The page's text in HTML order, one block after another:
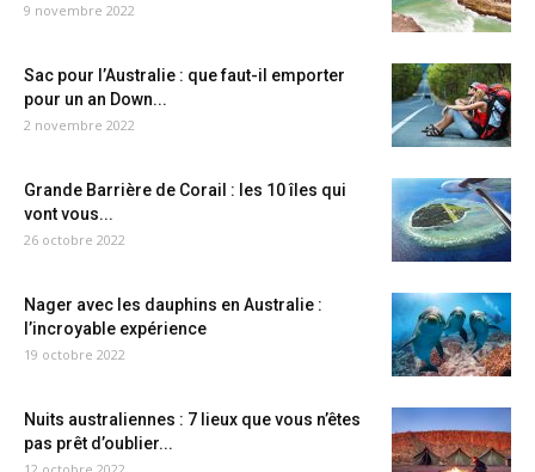
9 novembre 2022
Sac pour l’Australie : que faut-il emporter
pour un an Down...
2 novembre 2022
Grande Barrière de Corail : les 10 îles qui
vont vous...
26 octobre 2022
Nager avec les dauphins en Australie :
l’incroyable expérience
19 octobre 2022
Nuits australiennes : 7 lieux que vous n’êtes
pas prêt d’oublier...